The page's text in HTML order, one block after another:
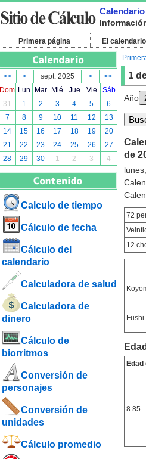
Primera página El
<< < sept. 2025 >
>>
Dom Lun Mar Mié Jue Vie
Sáb
31
1 2 3 4 5
6
7
8 9 10 11 12
13
14
15 16 17 18 19
20
21
22 23 24 25 26
27
28
29 30 1 2 3 4
Calculo de tiempo
Cálculo de fecha
Cálculo del
calendario
Calculadora de salud
Calculadora de
dinero
Cálculo de
biorritmos
Conversión de
personajes
Conversión de
unidades
Cálculo promedio
1
Año
de
72
12
Edad
8.85